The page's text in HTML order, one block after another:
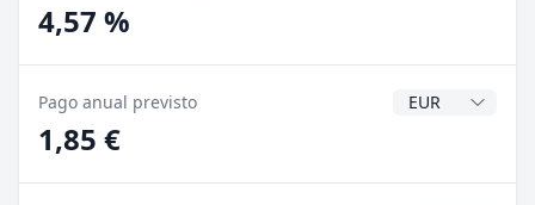
4,57 %
Pago anual previsto Divisa del
1,85 €